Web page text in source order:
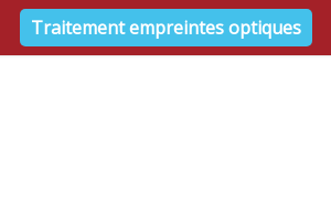
Traitement empreintes optiques